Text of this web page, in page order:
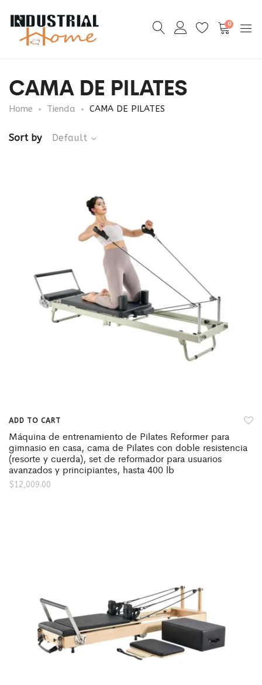
0
CAMA DE PILATES
Home Tienda CAMA DE PILATES
Sort by Default
ADD TO CART
Máquina de entrenamiento de Pilates Reformer para
gimnasio en casa, cama de Pilates con doble resistencia
(resorte y cuerda), set de reformador para usuarios
avanzados y principiantes, hasta 400 lb
$12,009.00